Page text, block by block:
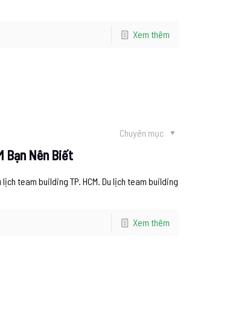
Xem thêm
Chuyên mục
Bạn Nên Biết
team building TP. HCM. Du lịch team building
Xem thêm